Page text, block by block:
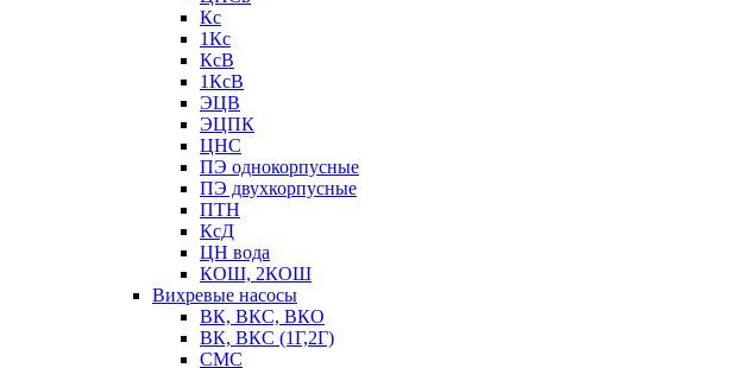
Кс
1Кс
КсВ
1КсВ
ЭЦВ
ЭЦПК
ЦНС
ПЭ однокорпусные
ПЭ двухкорпусные
ПТН
КсД
ЦН вода
КОШ, 2КОШ
Вихревые насосы
ВК, ВКС, ВКО
ВК, ВКС (1Г,2Г)
СМС